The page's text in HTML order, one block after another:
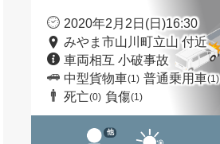
2020年2月2日(日)16:30
みやま市山川町立山 付近
車両相互 小破事故
中型貨物車(1) 普通乗用車(1)
死亡(0) 負傷(1)
他